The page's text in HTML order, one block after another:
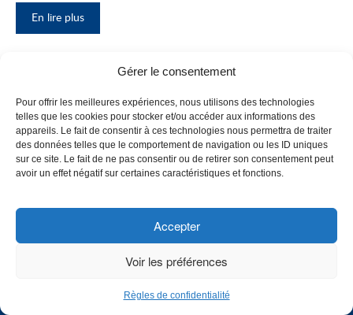
Gérer le consentement
Pour offrir les meilleures expériences, nous utilisons des technologies
telles que les cookies pour stocker et/ou accéder aux informations des
appareils. Le fait de consentir à ces technologies nous permettra de traiter
des données telles que le comportement de navigation ou les ID uniques
sur ce site. Le fait de ne pas consentir ou de retirer son consentement peut
avoir un effet négatif sur certaines caractéristiques et fonctions.
Accepter
Voir les préférences
Règles de confidentialité
En lire plus
bloc F
Le Collège de
Maisonneuve
a inauguré
CHOISISSEZ UN PROFIL